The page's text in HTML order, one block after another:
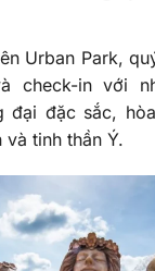
Urban Park,
check-in với
đại đặc sắc,
tinh thần Ý.